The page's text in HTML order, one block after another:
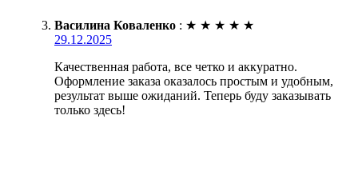
Василина Коваленко : ★ ★ ★ ★ ★
29.12.2025
Качественная работа, все четко и аккуратно.
Оформление заказа оказалось простым и удобным,
результат выше ожиданий. Теперь буду заказывать
только здесь!